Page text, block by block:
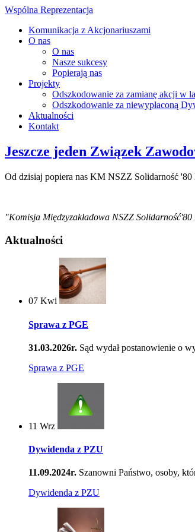
Wspólna Reprezentacja
Komunikacja z Akcjonariuszami
O nas
O nas
Nasze sukcesy
Popierają nas
Projekty
Odszkodowanie za zamianę akcji w
Odszkodowanie za niewypłaconą
Aktualności
Kontakt
Jeszcze jeden Związek
Od dzisiaj popiera nas KM NSZZ Solidarność
"Komisja Międzyzakładowa NSZZ
Aktualności
07 Kwi
Sprawa z PGE
31.03.2026r. Sąd wydał postanowienie o
Sprawa z PGE
11 Wrz
Dywidenda z PZU
11.09.2024r. Szanowni Państwo, osoby,
Dywidenda z PZU